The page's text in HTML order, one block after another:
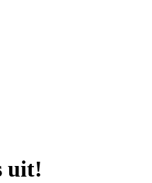
uit!